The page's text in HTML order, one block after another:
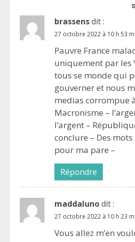
brassensdit :
27 octobre 2022 à 10 h 53
Pauvre France
uniquement par les
tous se monde qui
gouverner et nous
medias corrompue
Macronisme –
l’argent –
conclure – Des
pour ma pare –
Répondre
maddalunodit :
27 octobre 2022 à 10 h 23
Vous allez m’en